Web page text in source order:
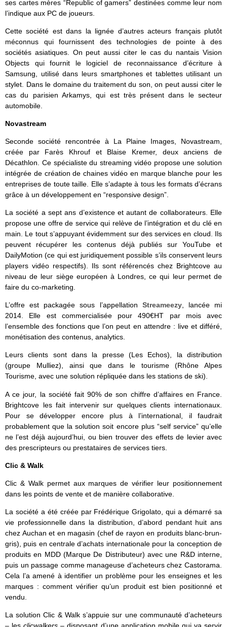
ses cartes mères “Republic of gamers” destinées comme leur nom
l’indique aux PC de joueurs.
Cette société est dans la lignée d’autres acteurs français plutôt
méconnus qui fournissent des technologies de pointe à des
sociétés asiatiques. On peut aussi citer le cas du nantais Vision
Objects qui fournit le logiciel de reconnaissance d’écriture à
Samsung, utilisé dans leurs smartphones et tablettes utilisant un
stylet. Dans le domaine du traitement du son, on peut aussi citer le
cas du parisien Arkamys, qui est très présent dans le secteur
automobile.
Novastream
Seconde société rencontrée à La Plaine Images, Novastream,
créée par Farès Khrouf et Blaise Kremer, deux anciens de
Décathlon. Ce spécialiste du streaming vidéo propose une solution
intégrée de création de chaines vidéo en marque blanche pour les
entreprises de toute taille. Elle s’adapte à tous les formats d’écrans
grâce à un développement en “responsive design”.
La société a sept ans d’existence et autant de collaborateurs. Elle
propose une offre de service qui relève de l’intégration et du clé en
main. Le tout s’appuyant évidemment sur des services en cloud. Ils
peuvent récupérer les contenus déjà publiés sur YouTube et
DailyMotion (ce qui est juridiquement possible s’ils conservent leurs
players vidéo respectifs). Ils sont référencés chez Brightcove au
niveau de leur siège européen à Londres, ce qui leur permet de
faire du co-marketing.
L’offre est packagée sous l’appellation Streameezy, lancée mi
2014. Elle est commercialisée pour 490€HT par mois avec
l’ensemble des fonctions que l’on peut en attendre : live et différé,
monétisation des contenus, analytics.
Leurs clients sont dans la presse (Les Echos), la distribution
(groupe Mulliez), ainsi que dans le tourisme (Rhône Alpes
Tourisme, avec une solution répliquée dans les stations de ski).
A ce jour, la société fait 90% de son chiffre d’affaires en France.
Brightcove les fait intervenir sur quelques clients internationaux.
Pour se développer encore plus à l’international, il faudrait
probablement que la solution soit encore plus “self service” qu’elle
ne l’est déjà aujourd’hui, ou bien trouver des effets de levier avec
des prescripteurs ou prestataires de services tiers.
Clic & Walk
Clic & Walk permet aux marques de vérifier leur positionnement
dans les points de vente et de manière collaborative.
La société a été créée par Frédérique Grigolato, qui a démarré sa
vie professionnelle dans la distribution, d’abord pendant huit ans
chez Auchan et en magasin (chef de rayon en produits blanc-brun-
gris), puis en centrale d’achats internationale pour la conception de
produits en MDD (Marque De Distributeur) avec une R&D interne,
puis un passage comme manageuse d’acheteurs chez Castorama.
Cela l’a amené à identifier un problème pour les enseignes et les
marques : comment vérifier qu’un produit est bien positionné et
vendu.
La solution Clic & Walk s’appuie sur une communauté d’acheteurs